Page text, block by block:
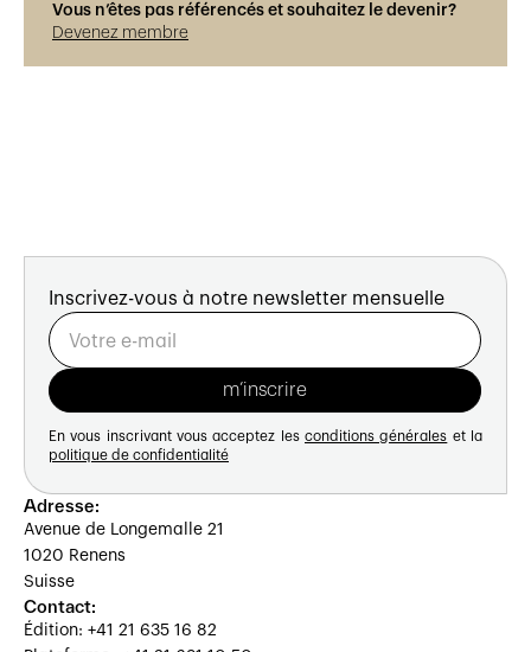
Vous n’êtes pas référencés et souhaitez le devenir?
Devenez membre
Inscrivez-vous à notre newsletter mensuelle
En vous inscrivant vous acceptez les conditions générales et la
politique de confidentialité
Adresse:
Avenue de Longemalle 21
1020 Renens
Suisse
Contact:
Édition: +41 21 635 16 82